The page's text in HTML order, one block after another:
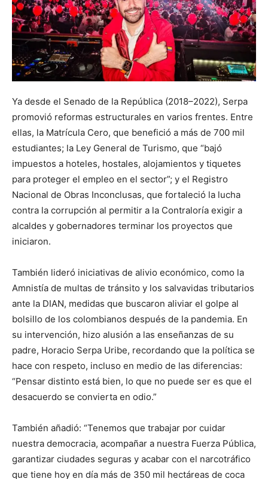
Ya desde el Senado de la República (2018–2022), Serpa
promovió reformas estructurales en varios frentes. Entre
ellas, la Matrícula Cero, que benefició a más de 700 mil
estudiantes; la Ley General de Turismo, que “bajó
impuestos a hoteles, hostales, alojamientos y tiquetes
para proteger el empleo en el sector”; y el Registro
Nacional de Obras Inconclusas, que fortaleció la lucha
contra la corrupción al permitir a la Contraloría exigir a
alcaldes y gobernadores terminar los proyectos que
iniciaron.
También lideró iniciativas de alivio económico, como la
Amnistía de multas de tránsito y los salvavidas tributarios
ante la DIAN, medidas que buscaron aliviar el golpe al
bolsillo de los colombianos después de la pandemia. En
su intervención, hizo alusión a las enseñanzas de su
padre, Horacio Serpa Uribe, recordando que la política se
hace con respeto, incluso en medio de las diferencias:
“Pensar distinto está bien, lo que no puede ser es que el
desacuerdo se convierta en odio.”
También añadió: “Tenemos que trabajar por cuidar
nuestra democracia, acompañar a nuestra Fuerza Pública,
garantizar ciudades seguras y acabar con el narcotráfico
que tiene hoy en día más de 350 mil hectáreas de coca